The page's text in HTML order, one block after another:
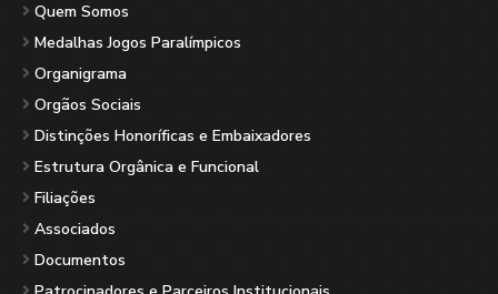
Quem Somos
Medalhas Jogos Paralímpicos
Organigrama
Orgãos Sociais
Distinções Honoríficas e Embaixadores
Estrutura Orgânica e Funcional
Filiações
Associados
Documentos